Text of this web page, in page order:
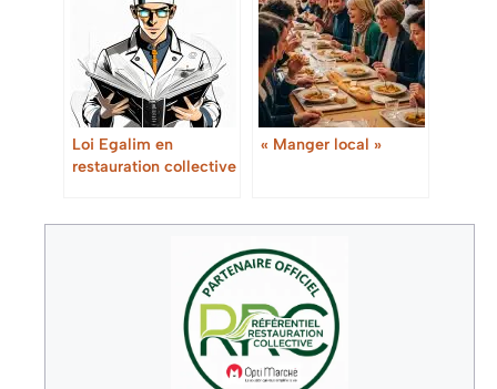
Loi Egalim en
restauration collective
« Manger local »